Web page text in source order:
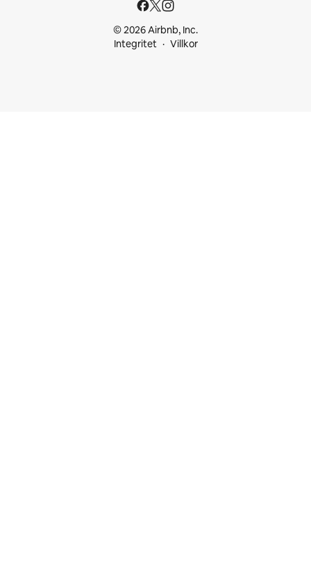
© 2026 Airbnb, Inc.
Integritet
Villkor